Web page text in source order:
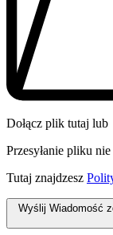
Dołącz plik tutaj lub
Przesyłanie pliku
Tutaj znajdzesz
Wyślij Wiadomość